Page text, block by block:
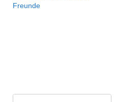
Freunde